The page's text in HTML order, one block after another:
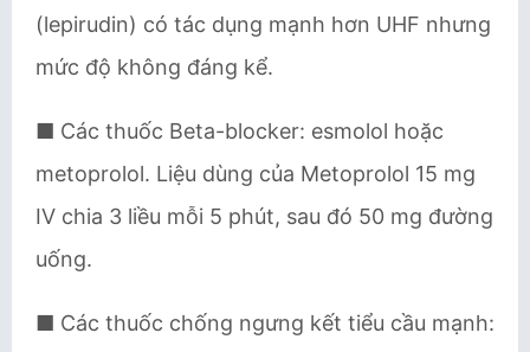
(lepirudin) có tác dụng mạnh hơn UHF nhưng
mức độ không đáng kể.
■ Các thuốc Beta-blocker: esmolol hoặc
metoprolol. Liệu dùng của Metoprolol 15 mg
IV chia 3 liều mỗi 5 phút, sau đó 50 mg đường
uống.
■ Các thuốc chống ngưng kết tiểu cầu mạnh: